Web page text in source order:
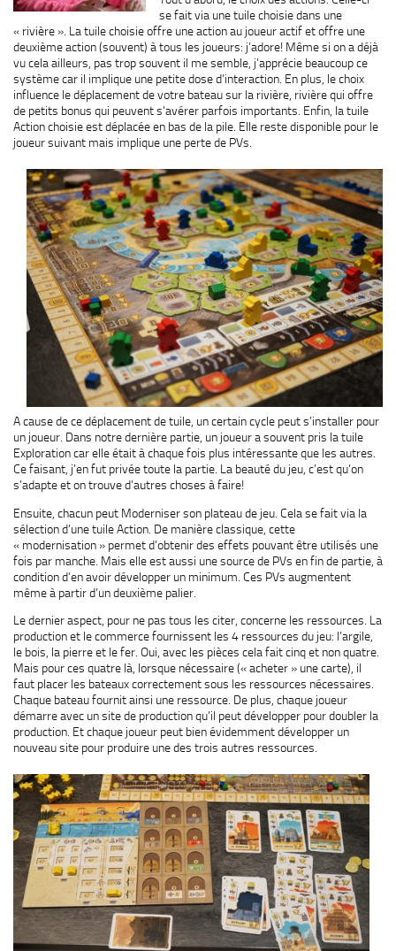
se fait via une tuile choisie dans une
« rivière ». La tuile choisie offre une action au joueur actif et offre une
deuxième action (souvent) à tous les joueurs: j’adore! Même si on a déjà
vu cela ailleurs, pas trop souvent il me semble, j’apprécie beaucoup ce
système car il implique une petite dose d’interaction. En plus, le choix
influence le déplacement de votre bateau sur la rivière, rivière qui offre
de petits bonus qui peuvent s’avérer parfois importants. Enfin, la tuile
Action choisie est déplacée en bas de la pile. Elle reste disponible pour le
joueur suivant mais implique une perte de PVs.
A cause de ce déplacement de tuile, un certain cycle peut s’installer pour
un joueur. Dans notre dernière partie, un joueur a souvent pris la tuile
Exploration car elle était à chaque fois plus intéressante que les autres.
Ce faisant, j’en fut privée toute la partie. La beauté du jeu, c’est qu’on
s’adapte et on trouve d’autres choses à faire!
Ensuite, chacun peut Moderniser son plateau de jeu. Cela se fait via la
sélection d’une tuile Action. De manière classique, cette
« modernisation » permet d’obtenir des effets pouvant être utilisés une
fois par manche. Mais elle est aussi une source de PVs en fin de partie, à
condition d’en avoir développer un minimum. Ces PVs augmentent
même à partir d’un deuxième palier.
Le dernier aspect, pour ne pas tous les citer, concerne les ressources. La
production et le commerce fournissent les 4 ressources du jeu: l’argile,
le bois, la pierre et le fer. Oui, avec les pièces cela fait cinq et non quatre.
Mais pour ces quatre là, lorsque nécessaire (« acheter » une carte), il
faut placer les bateaux correctement sous les ressources nécessaires.
Chaque bateau fournit ainsi une ressource. De plus, chaque joueur
démarre avec un site de production qu’il peut développer pour doubler la
production. Et chaque joueur peut bien évidemment développer un
nouveau site pour produire une des trois autres ressources.